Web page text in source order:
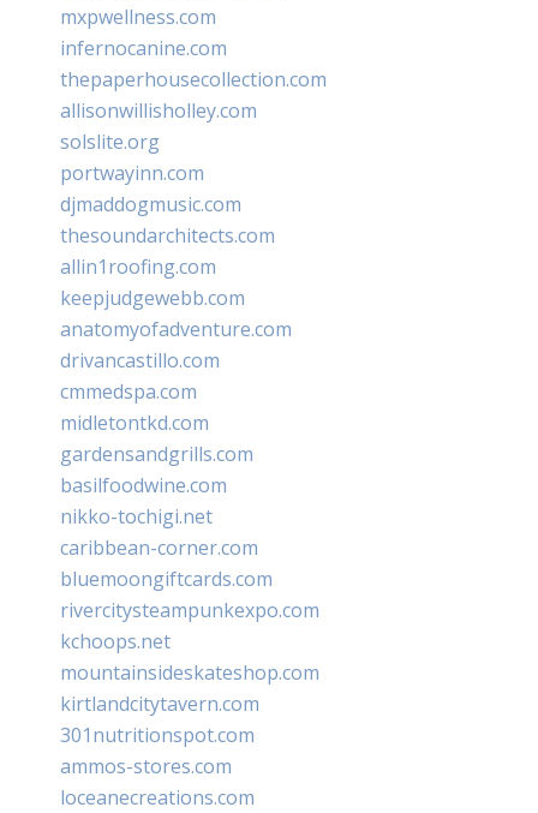
mxpwellness.com
infernocanine.com
thepaperhousecollection.com
allisonwillisholley.com
solslite.org
portwayinn.com
djmaddogmusic.com
thesoundarchitects.com
allin1roofing.com
keepjudgewebb.com
anatomyofadventure.com
drivancastillo.com
cmmedspa.com
midletontkd.com
gardensandgrills.com
basilfoodwine.com
nikko-tochigi.net
caribbean-corner.com
bluemoongiftcards.com
rivercitysteampunkexpo.com
kchoops.net
mountainsideskateshop.com
kirtlandcitytavern.com
301nutritionspot.com
ammos-stores.com
loceanecreations.com